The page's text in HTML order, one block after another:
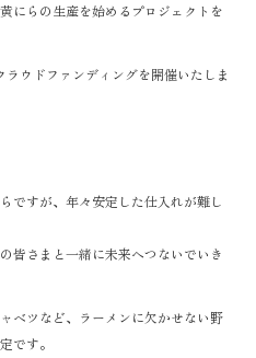
にらの生産を始めるプロジェクトを
ウドファンディングを開催いたしま
ですが、年々安定した仕入れが難し
皆さまと一緒に未来へつないでいき
ベツなど、ラーメンに欠かせない野
です。